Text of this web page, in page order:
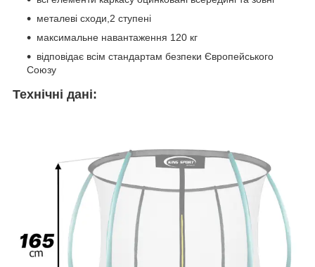
Технічні дані:
металеві сходи,2 ступені
максимальне навантаження 120 кг
відповідає всім стандартам безпеки Європейського
Союзу